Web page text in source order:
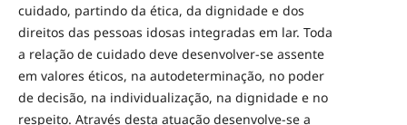
cuidado, partindo da ética, da dignidade e dos
direitos das pessoas idosas integradas em lar. Toda
a relação de cuidado deve desenvolver-se assente
em valores éticos, na autodeterminação, no poder
de decisão, na individualização, na dignidade e no
respeito. Através desta atuação desenvolve-se a